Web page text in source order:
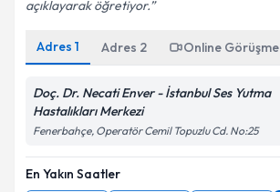
açıklayarak öğretiyor.
Adres 1 Adres 2 Online Görüşme
Doç. Dr. Necati Enver - İstanbul Ses Yutma
Hastalıkları Merkezi
Fenerbahçe, Operatör Cemil Topuzlu Cd. No:25
En Yakın Saatler